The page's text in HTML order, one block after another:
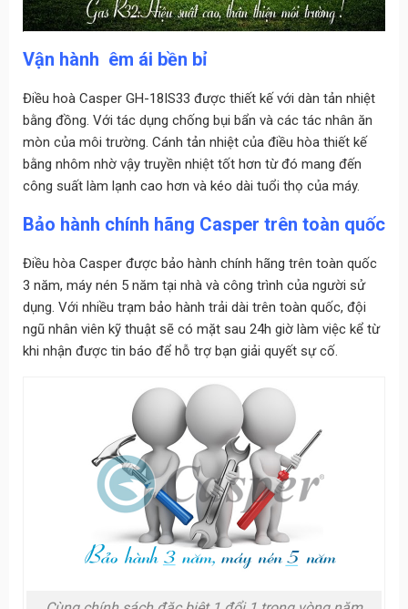
Vận hành êm ái bền bỉ
Điều hoà Casper GH-18IS33 được thiết kế với dàn tản nhiệt
bằng đồng. Với tác dụng chống bụi bẩn và các tác nhân ăn
mòn của môi trường. Cánh tản nhiệt của điều hòa thiết kế
bằng nhôm nhờ vậy truyền nhiệt tốt hơn từ đó mang đến
công suất làm lạnh cao hơn và kéo dài tuổi thọ của máy.
Bảo hành chính hãng Casper trên toàn quốc
Điều hòa Casper được bảo hành chính hãng trên toàn quốc
3 năm, máy nén 5 năm tại nhà và công trình của người sử
dụng. Với nhiều trạm bảo hành trải dài trên toàn quốc, đội
ngũ nhân viên kỹ thuật sẽ có mặt sau 24h giờ làm việc kể từ
khi nhận được tin báo để hỗ trợ bạn giải quyết sự cố.